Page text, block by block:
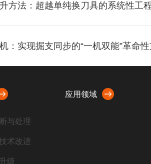
方法：超越单纯换刀具的系统性工
：实现掘支同步的“一机双能”革命
与处理
术改进
级
应用领域